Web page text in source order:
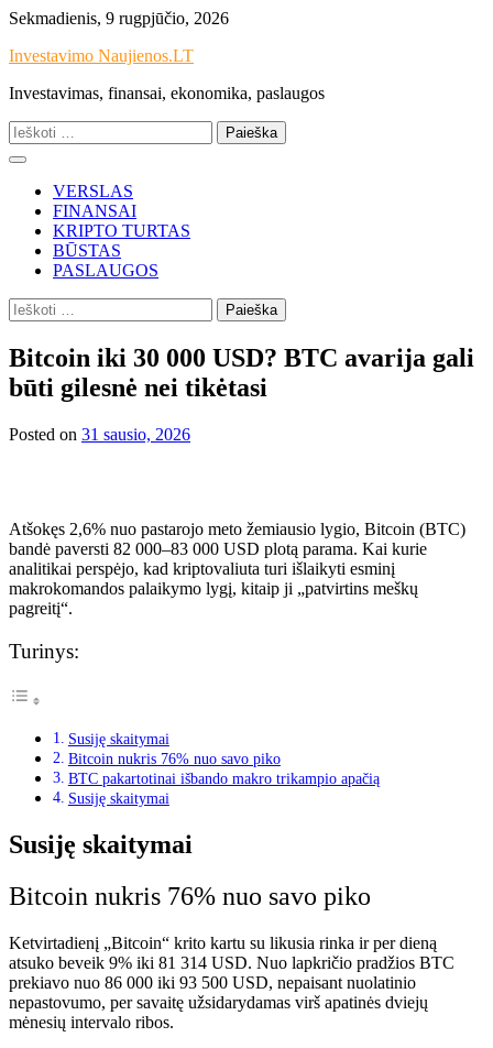
Skip
content
Sekmadienis, 9 rugpjūčio, 2026
Investavimo Naujienos.LT
Investavimas, finansai, ekonomika, paslaugos
Ieškoti:
VERSLAS
FINANSAI
KRIPTO TURTAS
BŪSTAS
PASLAUGOS
Ieškoti:
Bitcoin iki 30 000 USD? BTC avarija gali
būti gilesnė nei tikėtasi
Posted on 31 sausio, 2026
Atšokęs 2,6% nuo pastarojo meto žemiausio lygio, Bitcoin (BTC)
bandė paversti 82 000–83 000 USD plotą parama. Kai kurie
analitikai perspėjo, kad kriptovaliuta turi išlaikyti esminį
makrokomandos palaikymo lygį, kitaip ji „patvirtins meškų
pagreitį“.
Turinys:
Susiję skaitymai
Bitcoin nukris 76% nuo savo piko
BTC pakartotinai išbando makro trikampio apačią
Susiję skaitymai
Susiję skaitymai
Bitcoin nukris 76% nuo savo piko
Ketvirtadienį „Bitcoin“ krito kartu su likusia rinka ir per dieną
atsuko beveik 9% iki 81 314 USD. Nuo lapkričio pradžios BTC
prekiavo nuo 86 000 iki 93 500 USD, nepaisant nuolatinio
nepastovumo, per savaitę užsidarydamas virš apatinės dviejų
mėnesių intervalo ribos.